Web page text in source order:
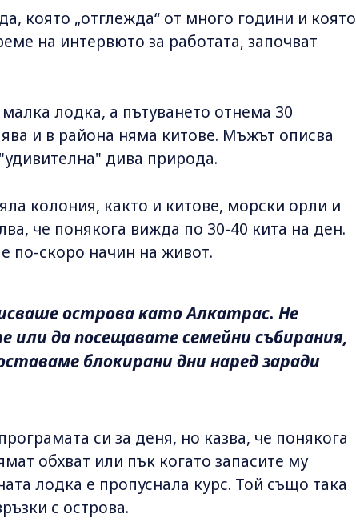
която „отглежда“ от много години и която
на интервюто за работата, започват
лодка, а пътуването отнема 30
и в района няма китове. Мъжът описва
дива природа.
колония, както и китове, морски орли и
че понякога вижда по 30-40 кита на ден.
по-скоро начин на живот.
острова като Алкатрас. Не
да посещавате семейни събирания,
блокирани дни наред заради
си за деня, но казва, че понякога
обхват или пък когато запасите му
лодка е пропуснала курс. Той също така
с острова.